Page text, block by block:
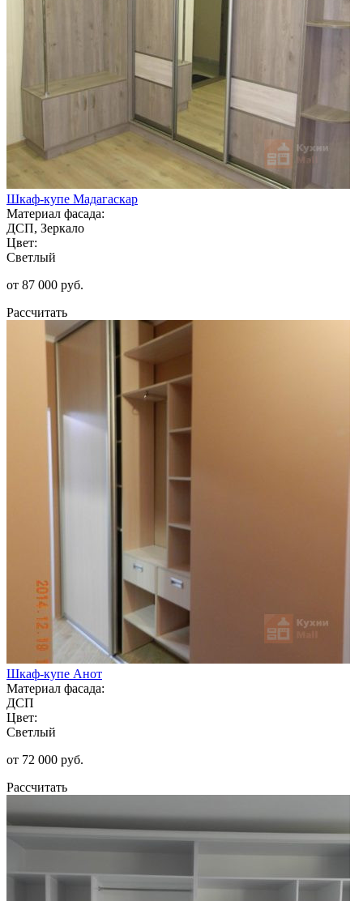
Шкаф-купе Мадагаскар
Материал фасада:
ДСП, Зеркало
Цвет:
Светлый
от 87 000 руб.
Рассчитать
Шкаф-купе Анот
Материал фасада:
ДСП
Цвет:
Светлый
от 72 000 руб.
Рассчитать